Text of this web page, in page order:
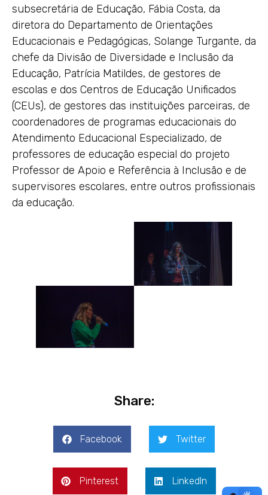
subsecretária de Educação, Fábia Costa, da
diretora do Departamento de Orientações
Educacionais e Pedagógicas, Solange Turgante, da
chefe da Divisão de Diversidade e Inclusão da
Educação, Patrícia Matildes, de gestores de
escolas e dos Centros de Educação Unificados
(CEUs), de gestores das instituições parceiras, de
coordenadores de programas educacionais do
Atendimento Educacional Especializado, de
professores de educação especial do projeto
Professor de Apoio e Referência à Inclusão e de
supervisores escolares, entre outros profissionais
da educação.
Share:
Facebook Twitter
Pinterest LinkedIn